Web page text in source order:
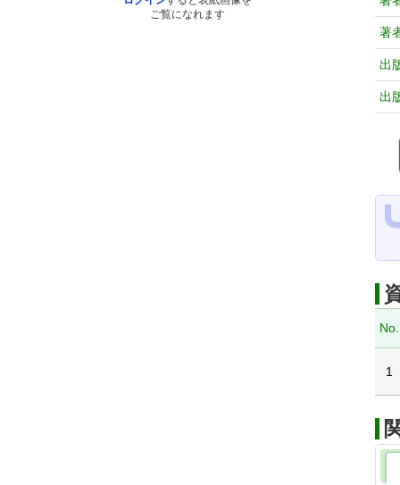
ご覧になれます
著
出
出
No.
1